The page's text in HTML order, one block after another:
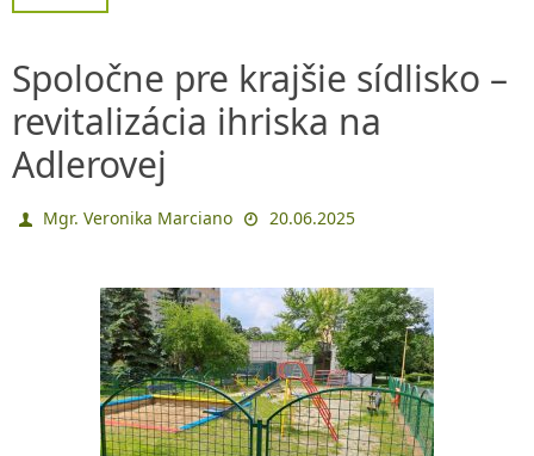
Spoločne pre krajšie sídlisko –
revitalizácia ihriska na
Adlerovej
Mgr. Veronika Marciano 20.06.2025